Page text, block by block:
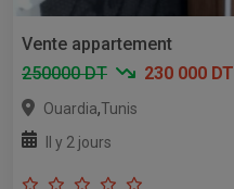
Vente appartement
250000 DT
230 000 DT
Ouardia,Tunis
Il y 2 jours